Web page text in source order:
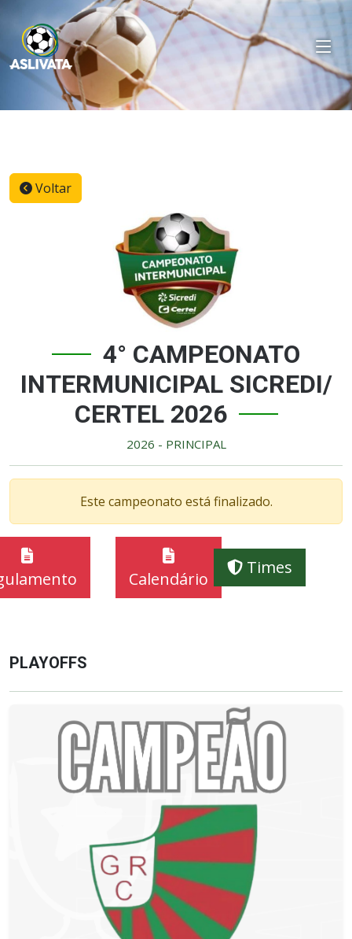
Voltar
4° CAMPEONATO
INTERMUNICIPAL SICREDI/
CERTEL 2026
2026 - PRINCIPAL
Este campeonato está finalizado.
Calendário
Times
PLAYOFFS